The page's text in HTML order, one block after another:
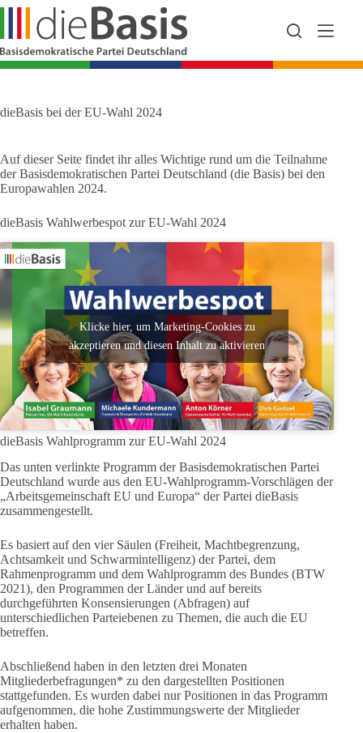
Zum
springen
dieBasis bei der EU-Wahl 2024
Auf dieser Seite findet ihr alles Wichtige rund um die Teilnahme
der Basisdemokratischen Partei Deutschland (die Basis) bei den
Europawahlen 2024.
dieBasis Wahlwerbespot zur EU-Wahl 2024
Klicke hier, um Marketing-Cookies zu
akzeptieren und diesen Inhalt zu aktivieren
dieBasis Wahlprogramm zur EU-Wahl 2024
Das unten verlinkte Programm der Basisdemokratischen Partei
Deutschland wurde aus den EU-Wahlprogramm-Vorschlägen der
„Arbeitsgemeinschaft EU und Europa“ der Partei dieBasis
zusammengestellt.
Es basiert auf den vier Säulen (Freiheit, Machtbegrenzung,
Achtsamkeit und Schwarmintelligenz) der Partei, dem
Rahmenprogramm und dem Wahlprogramm des Bundes (BTW
2021), den Programmen der Länder und auf bereits
durchgeführten Konsensierungen (Abfragen) auf
unterschiedlichen Parteiebenen zu Themen, die auch die EU
betreffen.
Abschließend haben in den letzten drei Monaten
Mitgliederbefragungen* zu den dargestellten Positionen
stattgefunden. Es wurden dabei nur Positionen in das Programm
aufgenommen, die hohe Zustimmungswerte der Mitglieder
erhalten haben.